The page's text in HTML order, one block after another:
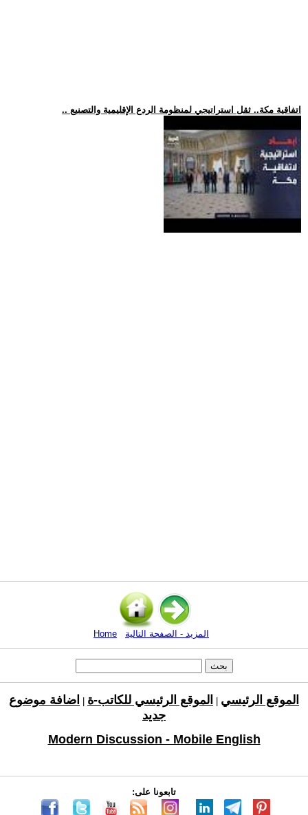
.. اتفاقية مكة.. ثقل استراتيجي لمنظومة الردع الإقليمية والتصنيع
Home المزيد - الصفحة التالية
الموقع الرئيسي الموقع الرئيسي للكاتب-ة
اضافة موضوع
جديد
Modern Discussion - Mobile English
تابعونا على: